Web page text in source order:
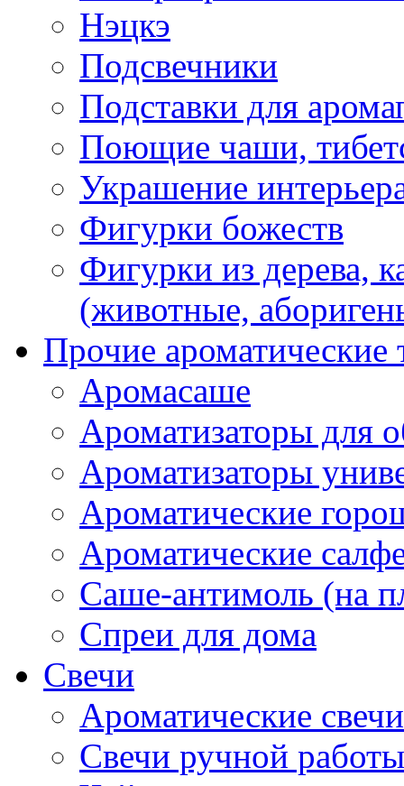
Нэцкэ
Подсвечники
Подставки для
Поющие чаши,
Украшение
Фигурки божеств
Фигурки из дерева,
(животные,
Прочие ароматические
Аромасаше
Ароматизаторы для
Ароматизаторы
Ароматические
Ароматические
Саше-антимоль (на
Спреи для дома
Свечи
Ароматические свечи
Свечи ручной работы